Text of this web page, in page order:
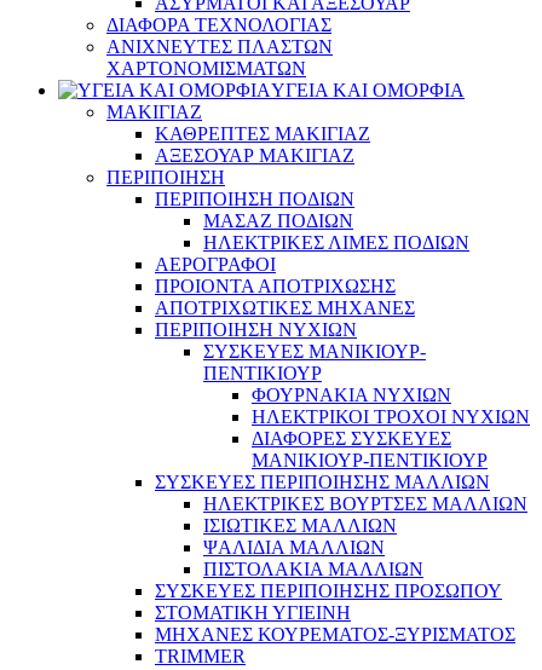
ΔΙΑΦΟΡΑ ΤΕΧΝΟΛΟΓΙΑΣ
ΑΝΙΧΝΕΥΤΕΣ ΠΛΑΣΤΩΝ
ΧΑΡΤΟΝΟΜΙΣΜΑΤΩΝ
ΥΓΕΙΑ ΚΑΙ ΟΜΟΡΦΙΑ
ΜΑΚΙΓΙΑΖ
ΚΑΘΡΕΠΤΕΣ ΜΑΚΙΓΙΑΖ
ΑΞΕΣΟΥΑΡ ΜΑΚΙΓΙΑΖ
ΠΕΡΙΠΟΙΗΣΗ
ΠΕΡΙΠΟΙΗΣΗ ΠΟΔΙΩΝ
ΜΑΣΑΖ ΠΟΔΙΩΝ
ΗΛΕΚΤΡΙΚΕΣ ΛΙΜΕΣ ΠΟΔΙΩΝ
ΑΕΡΟΓΡΑΦΟΙ
ΠΡΟΙΟΝΤΑ ΑΠΟΤΡΙΧΩΣΗΣ
ΑΠΟΤΡΙΧΩΤΙΚΕΣ ΜΗΧΑΝΕΣ
ΠΕΡΙΠΟΙΗΣΗ ΝΥΧΙΩΝ
ΣΥΣΚΕΥΕΣ ΜΑΝΙΚΙΟΥΡ-
ΠΕΝΤΙΚΙΟΥΡ
ΦΟΥΡΝΑΚΙΑ ΝΥΧΙΩΝ
ΗΛΕΚΤΡΙΚΟΙ ΤΡΟΧΟΙ ΝΥΧΙΩΝ
ΔΙΑΦΟΡΕΣ ΣΥΣΚΕΥΕΣ
ΜΑΝΙΚΙΟΥΡ-ΠΕΝΤΙΚΙΟΥΡ
ΣΥΣΚΕΥΕΣ ΠΕΡΙΠΟΙΗΣΗΣ ΜΑΛΛΙΩΝ
ΗΛΕΚΤΡΙΚΕΣ ΒΟΥΡΤΣΕΣ ΜΑΛΛΙΩΝ
ΙΣΙΩΤΙΚΕΣ ΜΑΛΛΙΩΝ
ΨΑΛΙΔΙΑ ΜΑΛΛΙΩΝ
ΠΙΣΤΟΛΑΚΙΑ ΜΑΛΛΙΩΝ
ΣΥΣΚΕΥΕΣ ΠΕΡΙΠΟΙΗΣΗΣ ΠΡΟΣΩΠΟΥ
ΣΤΟΜΑΤΙΚΗ ΥΓΙΕΙΝΗ
ΜΗΧΑΝΕΣ ΚΟΥΡΕΜΑΤΟΣ-ΞΥΡΙΣΜΑΤΟΣ
TRIMMER